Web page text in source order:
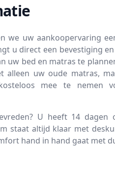
we uw aankoopervaring
u direct een bevestiging
uw bed en matras te
alleen uw oude matras,
mee te nemen
U heeft 14 dagen
staat altijd klaar met
hand in hand gaat met